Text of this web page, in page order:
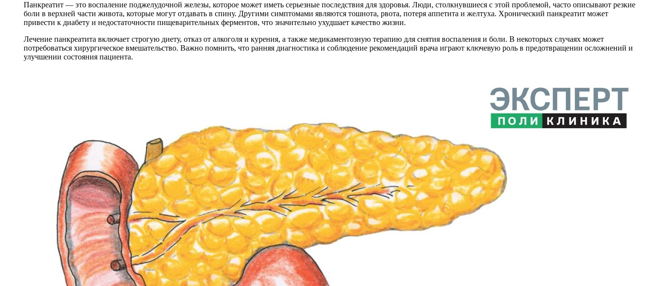
Панкреатит — это воспаление поджелудочной железы, которое может иметь серьезные последствия для здоровья. Люди, столкнувшиеся с этой проблемой, часто описывают резкие
боли в верхней части живота, которые могут отдавать в спину. Другими симптомами являются тошнота, рвота, потеря аппетита и желтуха. Хронический панкреатит может
привести к диабету и недостаточности пищеварительных ферментов, что значительно ухудшает качество жизни.
Лечение панкреатита включает строгую диету, отказ от алкоголя и курения, а также медикаментозную терапию для снятия воспаления и боли. В некоторых случаях может
потребоваться хирургическое вмешательство. Важно помнить, что ранняя диагностика и соблюдение рекомендаций врача играют ключевую роль в предотвращении осложнений и
улучшении состояния пациента.